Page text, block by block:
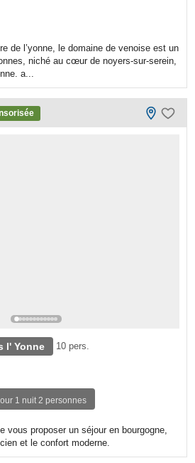
de l’yonne, le domaine de venoise est un
niché au cœur de noyers-sur-serein,
a...
l' Yonne 10 pers.
1 nuit 2 personnes
vous proposer un séjour en bourgogne,
et le confort moderne.